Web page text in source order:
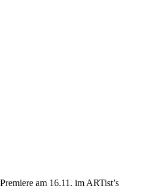
am 16.11. im ARTist’s